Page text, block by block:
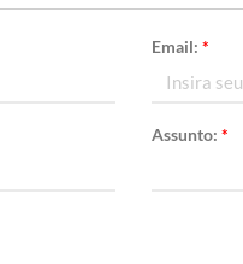
Email: *
Assunto: *